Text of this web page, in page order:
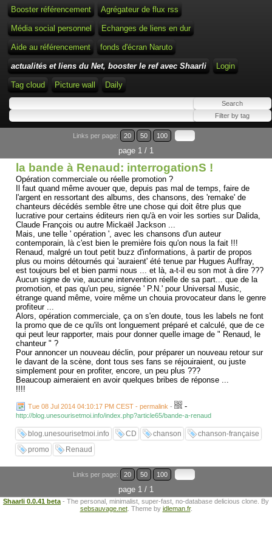
Booster référencement Agrégateur de flux rss
Média social personnel Echanges de liens en dur
Aide au référencement fonds d'écran Naruto
actualités et liens du Net, booster le ref avec Shaarli Login
Tag cloud Picture wall Daily
Links per page: 20 50 100
page 1 / 1
la bande à Renaud: interrogationS !
Opération commerciale ou réelle promotion ?
Il faut quand même avouer que, depuis pas mal de temps, faire de
l'argent en ressortant des albums, des chansons, des 'remake' de
chanteurs décédés semble être une chose qui doit être plus que
lucrative pour certains éditeurs rien qu'à en voir les sorties sur Dalida,
Claude François ou autre Mickaël Jackson ...
Mais, une telle ' opération ', avec les chansons d'un auteur
contemporain, là c'est bien le première fois qu'on nous la fait !!!
Renaud, malgré un tout petit buzz d'informations, à partir de propos
plus ou moins détournés qui 'auraient' été tenue par Hugues Auffray,
est toujours bel et bien parmi nous ... et là, a-t-il eu son mot à dire ???
Aucun signe de vie, aucune intervention réelle de sa part... que de la
promotion, et pas qu'un peu, signée ' P.N.' pour Universal Music,
étrange quand même, voire même un chouia provocateur dans le genre
profiteur ...
Alors, opération commerciale, ça on s'en doute, tous les labels ne font
la promo que de ce qu'ils ont longuement préparé et calculé, que de ce
qui peut leur rapporter, mais pour donner quelle image de " Renaud, le
chanteur " ?
Pour annoncer un nouveau déclin, pour préparer un nouveau retour sur
le davant de la scène, dont tous ses fans se réjouiraient, ou juste
simplement pour en profiter, encore, un peu plus ???
Beaucoup aimeraient en avoir quelques bribes de réponse ...
!!!!
Tue 08 Jul 2014 04:10:17 PM CEST - permalink - -
http://blog.unesourisetmoi.info/index.php?article65/bande-a-renaud
blog.unesourisetmoi.info CD chanson
chanson-française
promo
Renaud
Links per page: 20 50 100
page 1 / 1
Shaarli 0.0.41 beta - The personal, minimalist, super-fast, no-database delicious clone. By
sebsauvage.net. Theme by idleman.fr.